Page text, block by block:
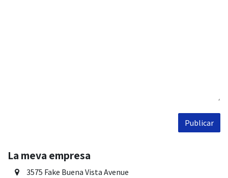
Publicar
La meva empresa
3575 Fake Buena Vista Avenue